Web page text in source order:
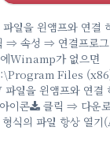
일을 윈앰프와 연결
⇒ 속성 ⇒ 연결프로
에Winamp가 없으면
Files
일을 윈앰프와 연결
이콘
클릭 ⇒ 다운
식의 파일 항상 열